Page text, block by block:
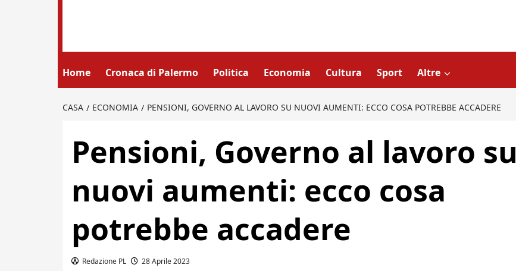
Home Cronaca di Palermo Politica Economia Cultura Sport Altre
CASA ECONOMIA PENSIONI, GOVERNO AL LAVORO SU NUOVI AUMENTI: ECCO COSA POTREBBE ACCADERE
Pensioni, Governo al lavoro su
nuovi aumenti: ecco cosa
potrebbe accadere
Redazione PL 28 Aprile 2023